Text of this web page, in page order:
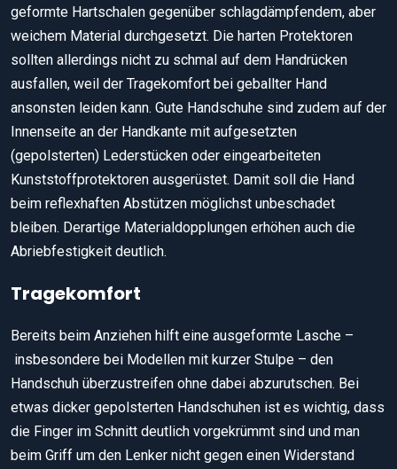
geformte Hartschalen gegenüber schlagdämpfendem, aber
weichem Material durchgesetzt. Die harten Protektoren
sollten allerdings nicht zu schmal auf dem Handrücken
ausfallen, weil der Tragekomfort bei geballter Hand
ansonsten leiden kann. Gute Handschuhe sind zudem auf der
Innenseite an der Handkante mit aufgesetzten
(gepolsterten) Lederstücken oder eingearbeiteten
Kunststoffprotektoren ausgerüstet. Damit soll die Hand
beim reflexhaften Abstützen möglichst unbeschadet
bleiben. Derartige Materialdopplungen erhöhen auch die
Abriebfestigkeit deutlich.
Tragekomfort
Bereits beim Anziehen hilft eine ausgeformte Lasche –
insbesondere bei Modellen mit kurzer Stulpe – den
Handschuh überzustreifen ohne dabei abzurutschen. Bei
etwas dicker gepolsterten Handschuhen ist es wichtig, dass
die Finger im Schnitt deutlich vorgekrümmt sind und man
beim Griff um den Lenker nicht gegen einen Widerstand